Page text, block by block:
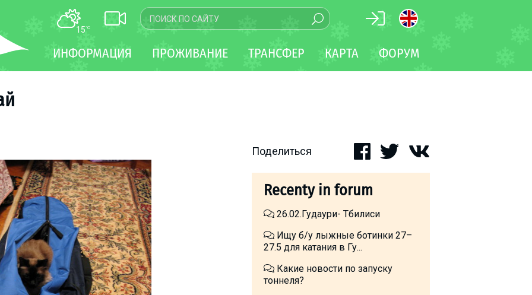
15°C
ИНФОРМАЦИЯ ПРОЖИВАНИЕ ТРАНСФЕР КАРТА ФОРУМ
Поделиться
Recenty in forum
26.02.Гудаури- Тбилиси
Ищу б/у лыжные ботинки 27–
27.5 для катания в Гу...
Какие новости по запуску
тоннеля?